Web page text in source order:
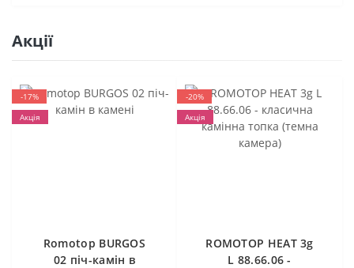
Акції
-17%
Акція
Romotop BURGOS
02 піч-камін в
-20%
Акція
ROMOTOP HEAT 3g
L 88.66.06 -